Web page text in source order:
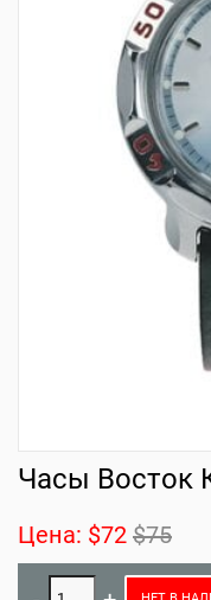
Часы Восток
Цена: $72 $75